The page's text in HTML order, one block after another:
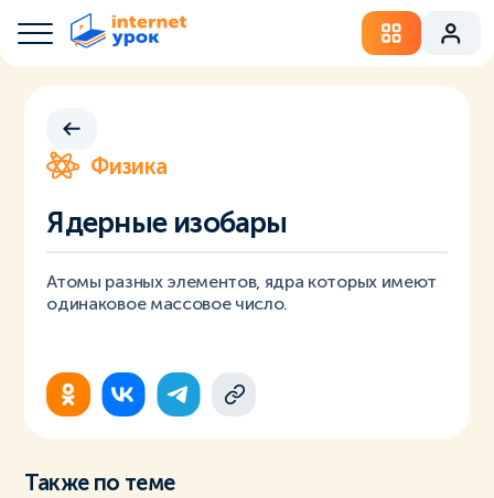
Физика
Ядерные изобары
Атомы разных элементов, ядра которых имеют
одинаковое массовое число.
Также по теме